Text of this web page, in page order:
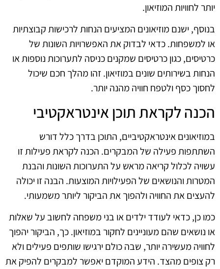
יותר לחוויות המוזיאון.
בנוסף, ישנם מוזיאונים המציעים הנחות לרכישות קבוצתיות
או למשפחות. כדאי לבדוק את האפשרויות השונות של
כרטיסים, כגון כרטיסים שמקנים כניסה לתערוכות נוספות או
הנחות בשירותים שונים במוזיאון. זהו מהלך חכם שיכול
לחסוך כסף ולטפח חוויה מהנה יותר.
הכנה לקראת תוכן אינטראקטיבי
במוזיאונים אינטראקטיביים, התוכן בדרך כלל דורש
השתתפות פעילה של המבקרים. הכנה לקראת פעילות זו
עשויה לכלול קריאה מראש על התערוכות השונות והבנת
המטרות והנושאים של הפעילויות המוצעות. הבנה זו יכולה
להעצים את החוויה ולהפוך את הביקור ליותר משמעותי.
כמו כן, כדאי לעודד ילדים או בני משפחה לחשוב על שאלות
או נושאים שהם מעוניינים לחקור במוזיאון. כך, הביקור יהפוך
לחוויה מעשירה יותר, שבה כולם ירגישו שותפים פעילים ולא
רק צופים מהצד. הידע המוקדם יאפשר למבקרים להפיק את